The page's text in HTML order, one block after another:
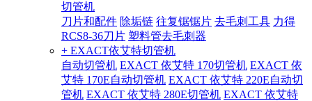
切管机
刀片和配件 除垢链 往复锯锯片 去毛刺工具 力得
RCS8-36刀片 塑料管去毛刺器
+ EXACT依艾特切管机
自动切管机 EXACT 依艾特 170切管机 EXACT 依
艾特 170E自动切管机 EXACT 依艾特 220E自动切
管机 EXACT 依艾特 280E切管机 EXACT 依艾特